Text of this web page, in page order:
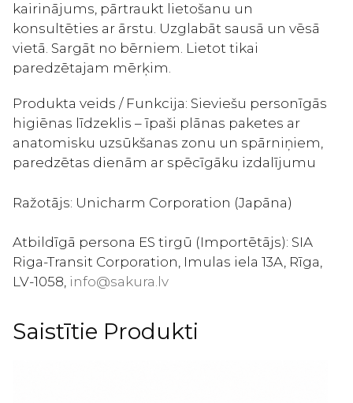
kairinājums, pārtraukt lietošanu un
konsultēties ar ārstu. Uzglabāt sausā un vēsā
vietā. Sargāt no bērniem. Lietot tikai
paredzētajam mērķim.
Produkta veids / Funkcija: Sieviešu personīgās
higiēnas līdzeklis – īpaši plānas paketes ar
anatomisku uzsūkšanas zonu un spārniņiem,
paredzētas dienām ar spēcīgāku izdalījumu
Ražotājs: Unicharm Corporation (Japāna)
Atbildīgā persona ES tirgū (Importētājs): SIA
Riga-Transit Corporation, Imulas iela 13A, Rīga,
LV-1058, info@sakura.lv
Saistītie Produkti